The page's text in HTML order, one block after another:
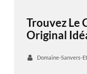
Trouvez Le
Original
Domaine-Sanvers-